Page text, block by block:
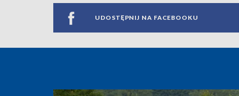
UDOSTĘPNIJ NA FACEBOOKU